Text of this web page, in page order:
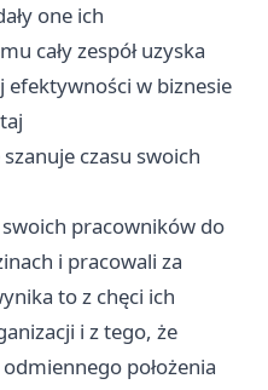
one ich
cały zespół uzyska
efektywności w biznesie
czasu swoich
pracowników do
i pracowali za
to z chęci ich
i z tego, że
położenia